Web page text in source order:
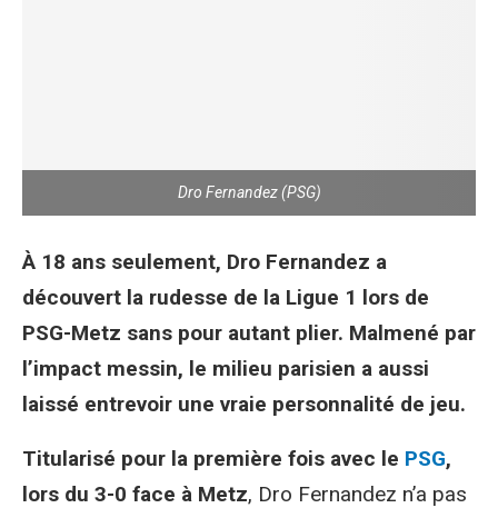
Dro Fernandez (PSG)
À 18 ans seulement, Dro Fernandez a
découvert la rudesse de la Ligue 1 lors de
PSG-Metz sans pour autant plier. Malmené par
l’impact messin, le milieu parisien a aussi
laissé entrevoir une vraie personnalité de jeu.
Titularisé pour la première fois avec le PSG,
lors du 3-0 face à Metz, Dro Fernandez n’a pas